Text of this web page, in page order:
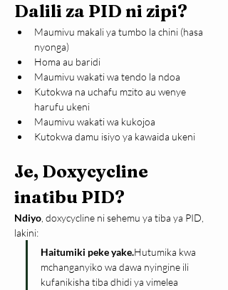
Dalili za PID ni zipi?
Maumivu makali ya tumbo la chini (hasa
nyonga)
Homa au baridi
Maumivu wakati wa tendo la ndoa
Kutokwa na uchafu mzito au wenye
harufu ukeni
Maumivu wakati wa kukojoa
Kutokwa damu isiyo ya kawaida ukeni
Je, Doxycycline
inatibu PID?
Ndiyo , doxycycline ni sehemu ya tiba ya PID,
lakini:
Haitumiki peke yake.Hutumika kwa
mchanganyiko wa dawa nyingine ili
kufanikisha tiba dhidi ya vimelea